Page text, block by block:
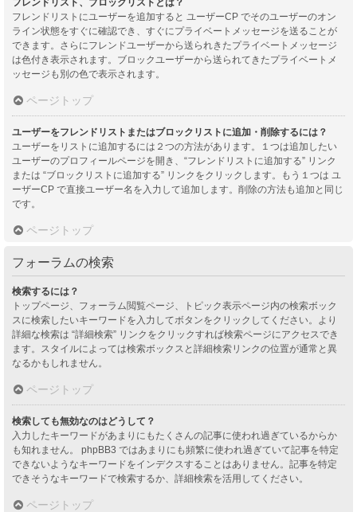
フレンドリストにユーザーを追加すると ユーザーCP でそのユーザーのオン
ライン状態をすぐに確認でき、すぐにプライベートメッセージを送ることが
できます。さらにフレンドユーザーから送られきたプライベートメッセージ
は色付き表示されます。ブロックユーザーから送られてきたプライベートメ
ッセージも別の色で表示されます。
ページトップ
ユーザーをフレンドリストまたはブロックリストに追加・削除するには？
ユーザーをリストに追加するには２つの方法があります。１つは追加したい
ユーザーのプロフィールページを開き、“フレンドリストに追加する” リンク
または “ブロックリストに追加する” リンクをクリックします。もう１つは ユ
ーザーCP で直接ユーザー名を入力して追加します。削除の方法も追加と同じ
です。
ページトップ
フォーラムの検索
検索するには？
トップページ、フォーラム閲覧ページ、トピック表示ページ内の検索ボック
スに検索したいキーワードを入力してボタンをクリックしてください。より
詳細な検索は “詳細検索” リンクをクリックすれば検索ページにアクセスでき
ます。スタイルによっては検索ボックスと詳細検索リンクの位置が通常と異
なるかもしれません。
ページトップ
検索しても無効なのはどうして？
入力したキーワードがあまりにもたくさんの記事に使われ過ぎているからか
も知れません。 phpBB3 ではあまりにも頻繁に使われ過ぎていて記事を特定
できないようなキーワードをインデクスすることはありません。記事を特定
できそうなキーワードで検索するか、詳細検索を活用してください。
ページトップ